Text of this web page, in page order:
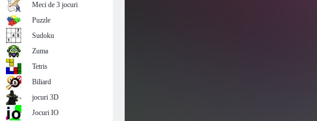
Meci de 3 jocuri
Puzzle
Sudoku
Zuma
Tetris
Biliard
jocuri 3D
Jocuri IO